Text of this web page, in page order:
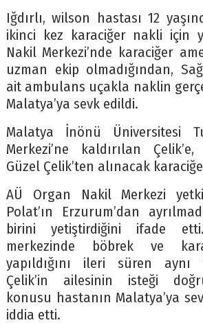
Iğdırlı, wilson hastası 12
ikinci kez karaciğer nakli için
Nakil Merkezi’nde karaciğer
uzman ekip olmadığından,
ait ambulans uçakla naklin
Malatya’ya sevk edildi.
Malatya İnönü Üniversitesi
Merkezi’ne kaldırılan
Güzel Çelik’ten alınacak
AÜ Organ Nakil Merkezi
Polat’ın Erzurum’dan
birini yetiştirdiğini ifade
merkezinde böbrek ve
yapıldığını ileri süren aynı
Çelik’in ailesinin isteği
konusu hastanın Malatya’ya
iddia etti.